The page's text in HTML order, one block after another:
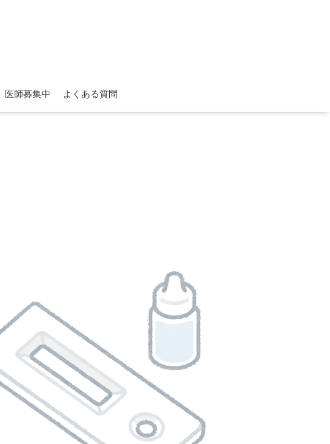
医師募集中 よくある質問